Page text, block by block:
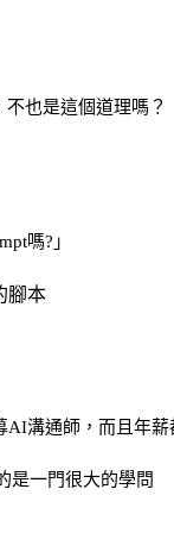
也是這個道理嗎？
嗎?」
腳本
溝通師，而且年薪
是一門很大的學問